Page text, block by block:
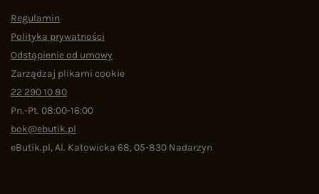
Regulamin
Polityka prywatności
Odstąpienie od umowy
Zarządzaj plikami cookie
22 290 10 80
Pn.-Pt. 08:00-16:00
bok@ebutik.pl
eButik.pl,Al. Katowicka 68,05-830 Nadarzyn